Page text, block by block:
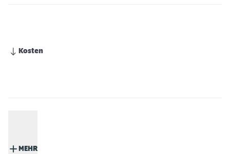
Kosten
MEHR